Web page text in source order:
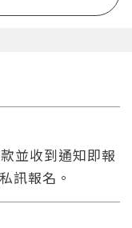
並收到通知即報
私訊報名。